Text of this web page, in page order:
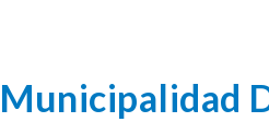
Municipalidad